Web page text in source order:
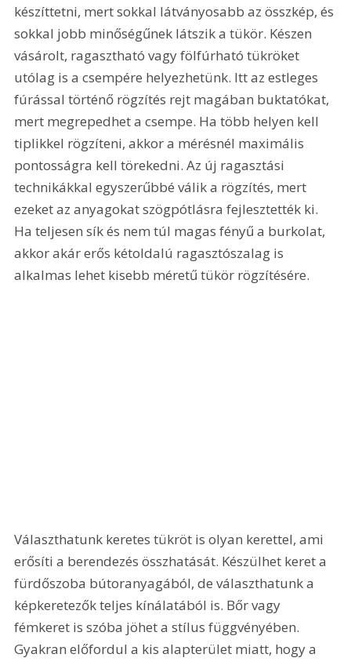
készíttetni, mert sokkal látványosabb az összkép, és
sokkal jobb minőségűnek látszik a tükör. Készen
vásárolt, ragasztható vagy fölfúrható tükröket
utólag is a csempére helyezhetünk. Itt az estleges
fúrással történő rögzítés rejt magában buktatókat,
mert megrepedhet a csempe. Ha több helyen kell
tiplikkel rögzíteni, akkor a mérésnél maximális
pontosságra kell törekedni. Az új ragasztási
technikákkal egyszerűbbé válik a rögzítés, mert
ezeket az anyagokat szögpótlásra fejlesztették ki.
Ha teljesen sík és nem túl magas fényű a burkolat,
akkor akár erős kétoldalú ragasztószalag is
alkalmas lehet kisebb méretű tükör rögzítésére.
Választhatunk keretes tükröt is olyan kerettel, ami
erősíti a berendezés összhatását. Készülhet keret a
fürdőszoba bútoranyagából, de választhatunk a
képkeretezők teljes kínálatából is. Bőr vagy
fémkeret is szóba jöhet a stílus függvényében.
Gyakran előfordul a kis alapterület miatt, hogy a